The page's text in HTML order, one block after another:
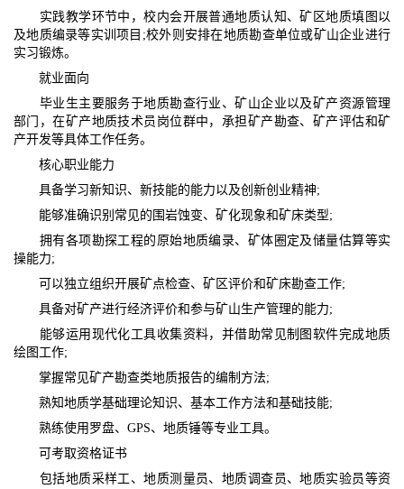
实践教学环节中，校内会开展普通地质认知、矿区地质填图以
及地质编录等实训项目;校外则安排在地质勘查单位或矿山企业进行
实习锻炼。​
就业面向​
毕业生主要服务于地质勘查行业、矿山企业以及矿产资源管理
部门，在矿产地质技术员岗位群中，承担矿产勘查、矿产评估和矿
产开发等具体工作任务。​
核心职业能力​
具备学习新知识、新技能的能力以及创新创业精神;​
能够准确识别常见的围岩蚀变、矿化现象和矿床类型;​
拥有各项勘探工程的原始地质编录、矿体圈定及储量估算等实
操能力;​
可以独立组织开展矿点检查、矿区评价和矿床勘查工作;​
具备对矿产进行经济评价和参与矿山生产管理的能力;​
能够运用现代化工具收集资料，并借助常见制图软件完成地质
绘图工作;​
掌握常见矿产勘查类地质报告的编制方法;​
熟知地质学基础理论知识、基本工作方法和基础技能;​
熟练使用罗盘、GPS、地质锤等专业工具。​
可考取资格证书​
包括地质采样工、地质测量员、地质调查员、地质实验员等资